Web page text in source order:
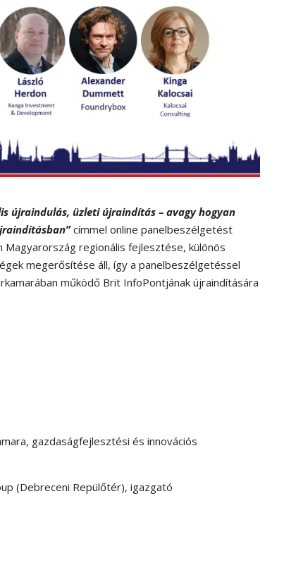
újraindulás, üzleti újraindítás – avagy hogyan
címmel online panelbeszélgetést
regionális fejlesztése, különös
megerősítése áll, így a panelbeszélgetéssel
működő Brit InfoPontjának újraindítására
gazdaságfejlesztési és innovációs
(Debreceni Repülőtér), igazgató